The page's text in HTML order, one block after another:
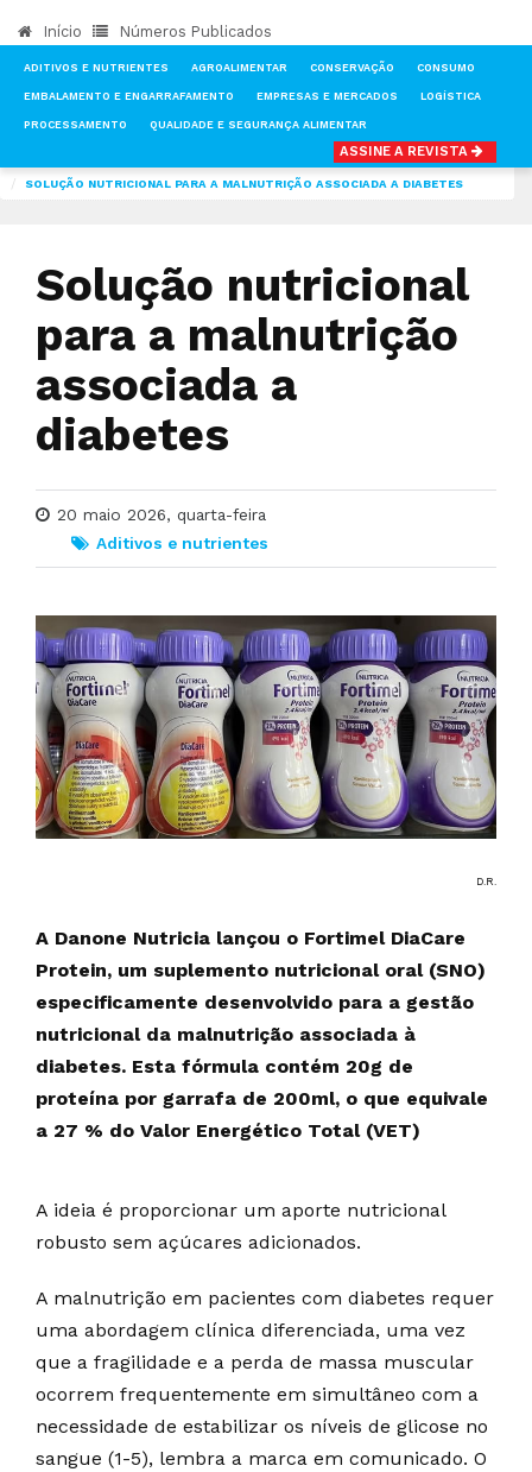
Início Números Publicados
ADITIVOS E NUTRIENTES AGROALIMENTAR CONSERVAÇÃO CONSUMO
EMBALAMENTO E ENGARRAFAMENTO EMPRESAS E MERCADOS LOGÍSTICA
PROCESSAMENTO QUALIDADE E SEGURANÇA ALIMENTAR
ASSINE A REVISTA
SOLUÇÃO NUTRICIONAL PARA A MALNUTRIÇÃO ASSOCIADA A DIABETES
Solução nutricional
para a malnutrição
associada a
diabetes
20 maio 2026, quarta-feira
Aditivos e nutrientes
D.R.
A Danone Nutricia lançou o Fortimel DiaCare
Protein, um suplemento nutricional oral (SNO)
especificamente desenvolvido para a gestão
nutricional da malnutrição associada à
diabetes. Esta fórmula contém 20g de
proteína por garrafa de 200ml, o que equivale
a 27 % do Valor Energético Total (VET)
A ideia é proporcionar um aporte nutricional
robusto sem açúcares adicionados.
A malnutrição em pacientes com diabetes requer
uma abordagem clínica diferenciada, uma vez
que a fragilidade e a perda de massa muscular
ocorrem frequentemente em simultâneo com a
necessidade de estabilizar os níveis de glicose no
sangue (1-5), lembra a marca em comunicado. O